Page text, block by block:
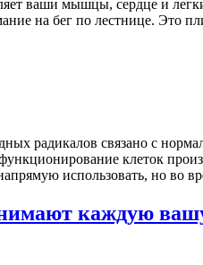
ваши мышцы, сердце и
на бег по лестнице. Это
радикалов связано с
клеток
использовать, но во
каждую